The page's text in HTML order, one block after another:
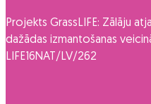
Projekts GrassLIFE: Zālāju
dažādas izmantošanas
LIFE16NAT/LV/262